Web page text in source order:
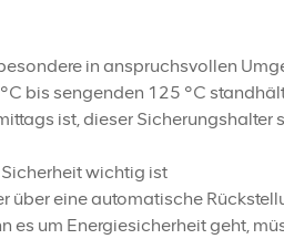
in anspruchsvollen
bis sengenden 125 °C
ist, dieser Sicherungshalter
wichtig ist
über eine automatische
es um Energiesicherheit geht,